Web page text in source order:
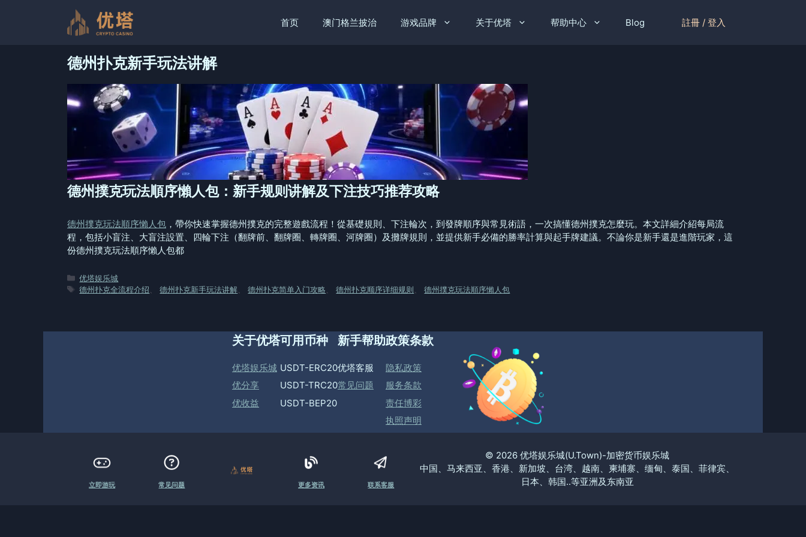
首页 澳门格兰披治 游戏品牌 关于优塔 帮助中心 Blog 註冊 / 登入
德州扑克新手玩法讲解
德州撲克玩法順序懶人包：新手规则讲解及下注技巧推荐攻略
德州撲克玩法順序懶人包 ，帶你快速掌握德州撲克的完整遊戲流程！從基礎規則、下注輪次，到發牌順序與常見術語，一次搞懂德州撲克怎麼玩。本文詳細介紹每局流
程，包括小盲注、大盲注設置、四輪下注（翻牌前、翻牌圈、轉牌圈、河牌圈）及攤牌規則，並提供新手必備的勝率計算與起手牌建議。不論你是新手還是進階玩家，這
份德州撲克玩法順序懶人包都
分
类
优塔娱乐城
标
德州扑克全流程介绍 、德州扑克新手玩法讲解 、德州扑克简单入门攻略 、德州扑克顺序详细规则 、德州撲克玩法順序懶人包
关于优塔
优塔娱乐城
优分享
优收益
可用币种
USDT-ERC20
USDT-TRC20
USDT-BEP20
新手帮助
优塔客服
常见问题
政策条款
隐私政策
服务条款
责任博彩
执照声明
立即游玩 常见问题 更多资讯 联系客服
© 2026 优塔娱乐城(U.Town)-加密货币娱乐城
中国、马来西亚、香港、新加坡、台湾、越南、柬埔寨、缅甸、泰国、菲律宾、
日本、韩国..等亚洲及东南亚